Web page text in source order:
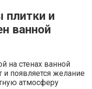
плитки и
ванной
на стенах ванной
появляется желание
атмосферу